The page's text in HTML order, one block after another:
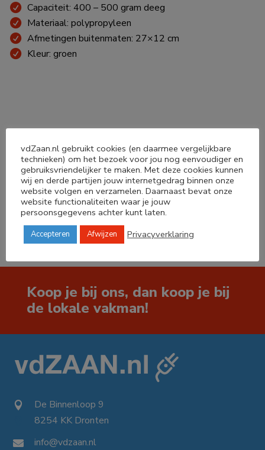
Capaciteit: 400 – 500 gram deeg
Materiaal: polypropyleen
Afmetingen buitenmaten: 27×12 cm
Kleur: groen
Deel dit product
   
Koop je bij ons, dan koop je bij
de lokale vakman!
 De Binnenloop 9
8254 KK Dronten
 info@vdzaan.nl
vdZaan.nl gebruikt cookies (en daarmee vergelijkbare
technieken) om het bezoek voor jou nog eenvoudiger en
gebruiksvriendelijker te maken. Met deze cookies kunnen
wij en derde partijen jouw internetgedrag binnen onze
website volgen en verzamelen. Daarnaast bevat onze
website functionaliteiten waar je jouw
persoonsgegevens achter kunt laten.
Accepteren Afwijzen Privacyverklaring